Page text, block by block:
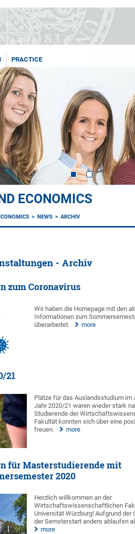
PRACTICE
ECONOMICS
NEWS ARCHIV
- Archiv
zum Coronavirus
Wir haben die Homepage mit den
Informationen zum
überarbeitet.
more
21
Plätze für das Auslandsstudium im
Jahr 2020/21 waren wieder stark
Studierende der
Fakultät konnten sich über eine
freuen.
more
für Masterstudierende mit
2020
Herzlich willkommen an der
Wirtschaftswissenschaftlichen
Universität Würzburg! Aufgrund der
der Semsterstart anders ablaufen
more